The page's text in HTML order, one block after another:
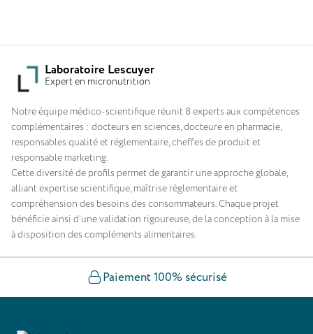
Laboratoire Lescuyer
Expert en micronutrition
Notre équipe médico-scientifique réunit 8 experts aux compétences
complémentaires : docteurs en sciences, docteure en pharmacie,
responsables qualité et réglementaire, cheffes de produit et
responsable marketing.
Cette diversité de profils permet de garantir une approche globale,
alliant expertise scientifique, maîtrise réglementaire et
compréhension des besoins des consommateurs. Chaque projet
bénéficie ainsi d’une validation rigoureuse, de la conception à la mise
à disposition des compléments alimentaires.
Paiement 100% sécurisé